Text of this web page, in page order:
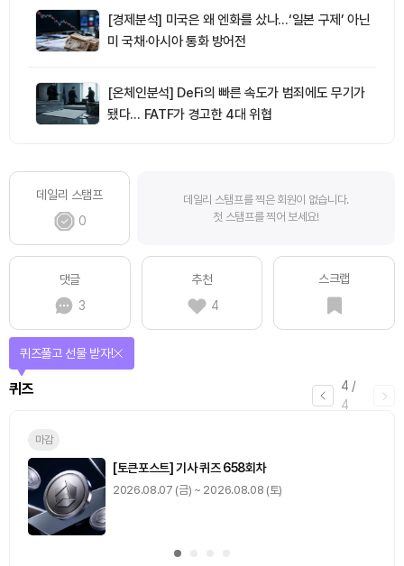
[경제분석] 미국은 왜 엔화를 샀나…‘일본 구제’ 아닌
미 국채·아시아 통화 방어전
[온체인분석] DeFi의 빠른 속도가 범죄에도 무기가
됐다… FATF가 경고한 4대 위협
데일리 스탬프
0
데일리 스탬프를 찍은 회원이 없습니다.
첫 스탬프를 찍어 보세요!
댓글
3
추천
4
스크랩
1/
미션
매일 미션을 완료하고 보상을 획득!
기사 스탬프